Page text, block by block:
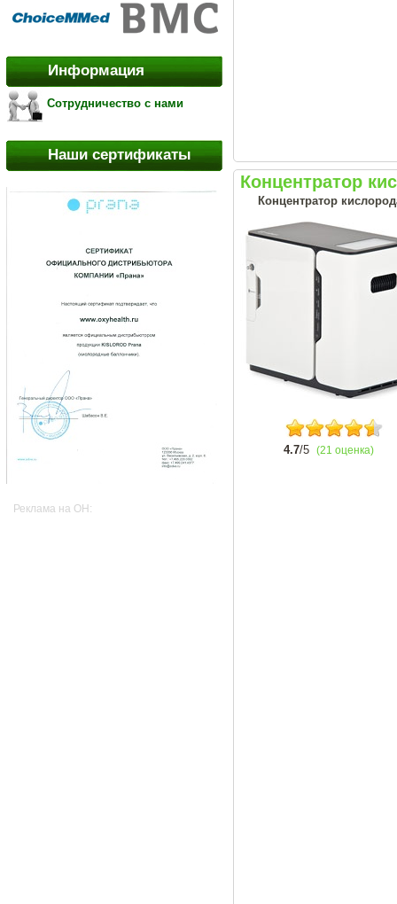
Информация
Сотрудничество с нами
Наши сертификаты
Реклама на OH:
Концентратор
Концентратор
4.7/5 (21 оценка)